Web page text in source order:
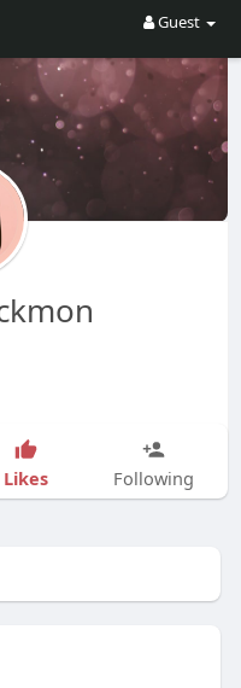
Guest
Likes Following